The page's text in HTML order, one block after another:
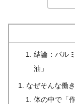
結論：パル
油」
なぜそんな働
体の中で「